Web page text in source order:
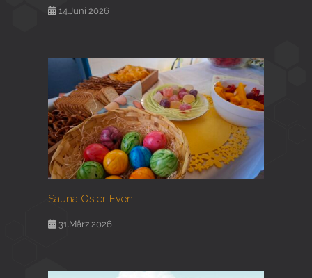
14.Juni 2026
Sauna Oster-Event
31.März 2026